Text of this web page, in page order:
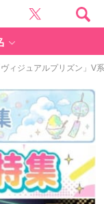
ィジュアルプリズン」V